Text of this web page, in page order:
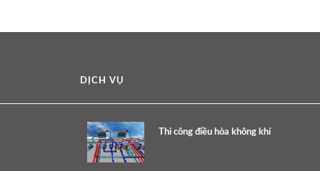
DỊCH VỤ
Thi công điều hòa không khí